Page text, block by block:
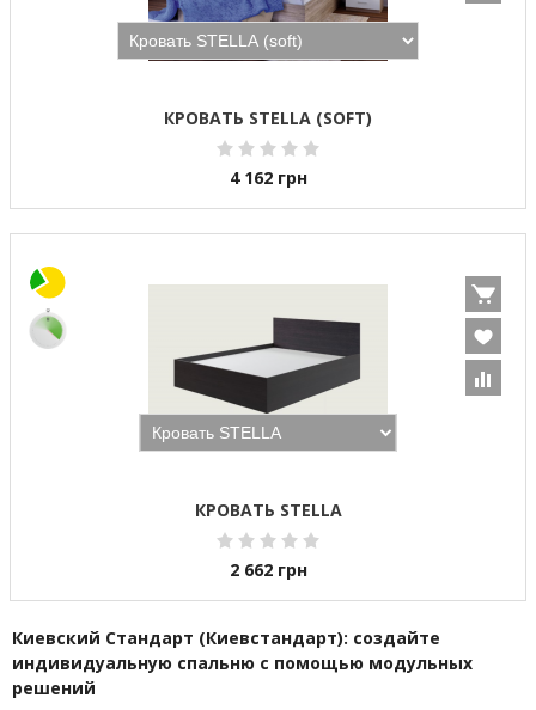
КРОВАТЬ STELLA (SOFT)
4 162 грн
КРОВАТЬ STELLA
2 662 грн
Киевский Стандарт (Киевстандарт): создайте
индивидуальную спальню с помощью модульных
решений